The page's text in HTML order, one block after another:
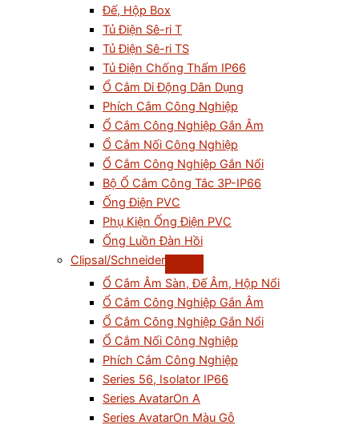
Đế, Hộp Box
Tủ Điện Sê-ri T
Tủ Điện Sê-ri TS
Tủ Điện Chống Thấm IP66
Ổ Cắm Di Động Dân Dụng
Phích Cắm Công Nghiệp
Ổ Cắm Công Nghiệp Gắn Âm
Ổ Cắm Nối Công Nghiệp
Ổ Cắm Công Nghiệp Gắn Nổi
Bộ Ổ Cắm Công Tắc 3P-IP66
Ống Điện PVC
Phụ Kiện Ống Điện PVC
Ống Luồn Đàn Hồi
Clipsal/Schneider
Ổ Cắm Âm Sàn, Đế Âm, Hộp Nổi
Ổ Cắm Công Nghiệp Gắn Âm
Ổ Cắm Công Nghiệp Gắn Nổi
Ổ Cắm Nối Công Nghiệp
Phích Cắm Công Nghiệp
Series 56, Isolator IP66
Series AvatarOn A
Series AvatarOn Màu Gỗ